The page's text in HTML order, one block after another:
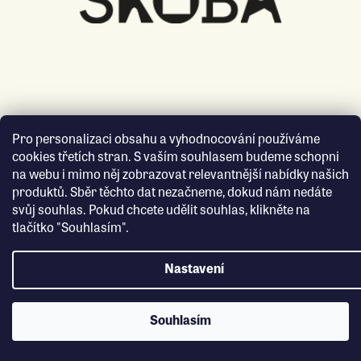
Pro personalizaci obsahu a vyhodnocování používáme
cookies třetích stran. S vaším souhlasem budeme schopni
na webu i mimo něj zobrazovat relevantnější nabídky našich
produktů. Sběr těchto dat nezačneme, dokud nám nedáte
svůj souhlas. Pokud chcete udělit souhlas, klikněte na
tlačítko "Souhlasím".
Nastavení
Souhlasím